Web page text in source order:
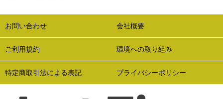
お問い合わせ 会社概要
ご利用規約 環境への取り組み
特定商取引法による表記 プライバシーポリシー